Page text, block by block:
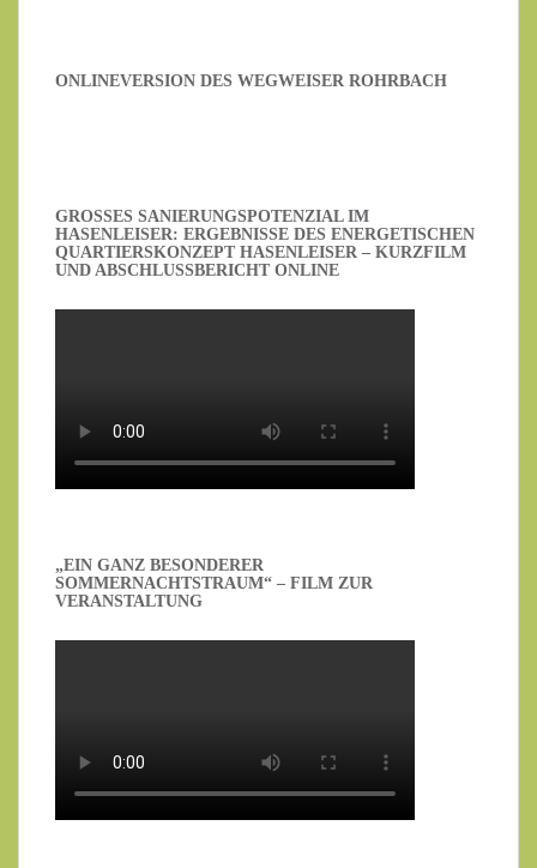
ONLINEVERSION DES WEGWEISER ROHRBACH
GROSSES SANIERUNGSPOTENZIAL IM H
ASENLEISER: ERGEBNISSE DES ENERGETISCHEN Q
UARTIERSKONZEPT HASENLEISER – KURZFILM U
ND ABSCHLUSSBERICHT ONLINE
„EIN GANZ BESONDERER
SOMMERNACHTSTRAUM“ – FILM ZUR
VERANSTALTUNG